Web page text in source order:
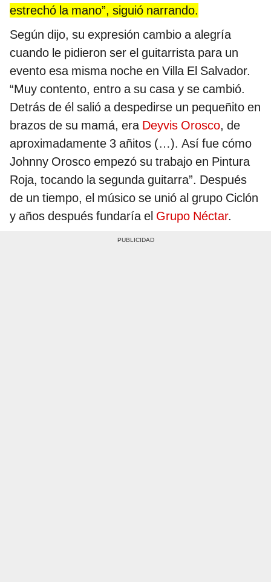
estrechó la mano”, siguió narrando.
Según dijo, su expresión cambio a alegría
cuando le pidieron ser el guitarrista para un
evento esa misma noche en Villa El Salvador.
“Muy contento, entro a su casa y se cambió.
Detrás de él salió a despedirse un pequeñito en
brazos de su mamá, era Deyvis Orosco, de
aproximadamente 3 añitos (…). Así fue cómo
Johnny Orosco empezó su trabajo en Pintura
Roja, tocando la segunda guitarra”. Después
de un tiempo, el músico se unió al grupo Ciclón
y años después fundaría el Grupo Néctar.